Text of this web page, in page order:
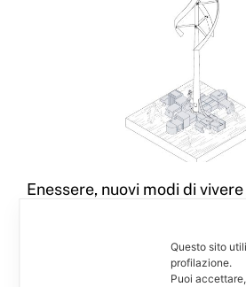
Enessere, nuovi modi di
Questo sito
profilazione.
Puoi